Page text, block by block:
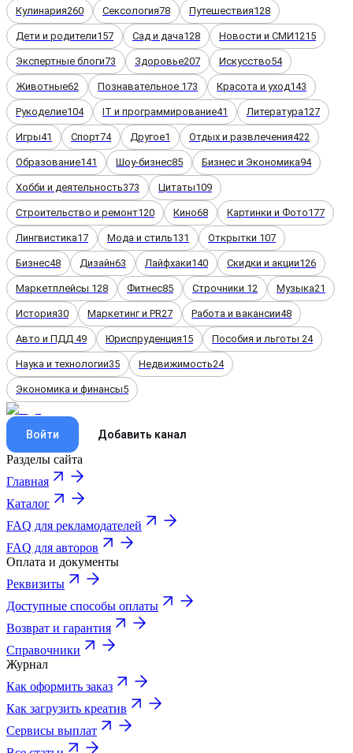
Кулинария260 Сексология78 Путешествия128
Дети и родители157 Сад и дача128 Новости и СМИ1215
Экспертные блоги73 Здоровье207 Искусство54
Животные62 Познавательное 173 Красота и уход143
Рукоделие104 IT и программирование41 Литература127
Игры41 Спорт74 Другое1 Отдых и развлечения422
Образование141 Шоу-бизнес85 Бизнес и Экономика94
Хобби и деятельность373 Цитаты109
Строительство и ремонт120 Кино68 Картинки и Фото177
Лингвистика17 Мода и стиль131 Открытки 107
Бизнес48 Дизайн63 Лайфхаки140 Скидки и акции126
Маркетплейсы 128 Фитнес85 Строчники 12 Музыка21
История30 Маркетинг и PR27 Работа и вакансии48
Авто и ПДД 49 Юриспруденция15 Пособия и льготы 24
Наука и технологии35 Недвижимость24
Экономика и финансы5
Войти Добавить канал
Разделы сайта
Главная
Каталог
FAQ для рекламодателей
FAQ для авторов
Оплата и документы
Реквизиты
Доступные способы оплаты
Возврат и гарантия
Справочники
Журнал
Как оформить заказ
Как загрузить креатив
Сервисы выплат